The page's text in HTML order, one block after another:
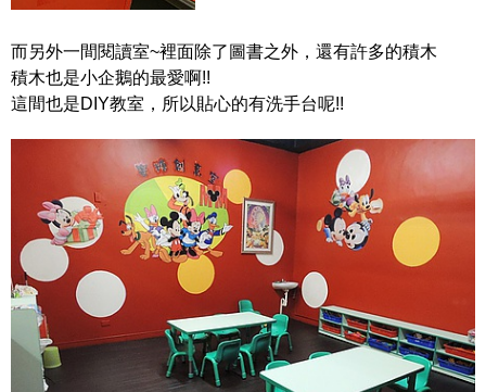
而另外一間閱讀室~裡面除了圖書之外，還有許多的積木
積木也是小企鵝的最愛啊!!
這間也是DIY教室，所以貼心的有洗手台呢!!